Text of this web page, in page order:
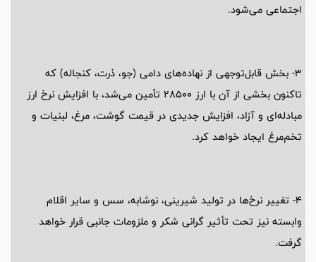
اجتماعی می‌شود.
3- بخش قابل‌توجهی از نهاده‌های دامی (جو، ذرت، کنجاله) که
تاکنون بخشی از آن با ارز 28500 تأمین می‌شد، با افزایش نرخ ارز
مبادله‌ای و آزاد، افزایش جدیدی در قیمت گوشت، مرغ، لبنیات و
تخم‌مرغ ایجاد خواهد کرد.
4- تغییر نرخ‌ها در تولید شیرینی، نوشابه، سس و سایر اقلام
وابسته نیز تحت تأثیر گرانی شکر و ملزومات جانبی قرار خواهد
گرفت.